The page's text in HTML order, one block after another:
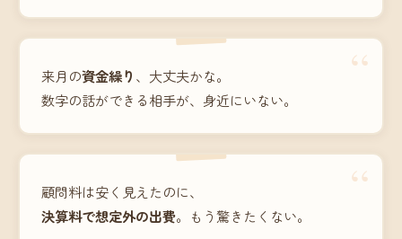
“
来月の資金繰り 、大丈夫かな。
数字の話ができる相手が、身近にいない。
“
顧問料は安く見えたのに、
決算料で想定外の出費。もう驚きたくない。